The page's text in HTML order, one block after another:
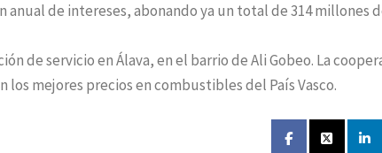
de intereses, abonando ya un total de 314 millones
de servicio en Álava, en el barrio de Ali Gobeo. La
mejores precios en combustibles del País Vasco.